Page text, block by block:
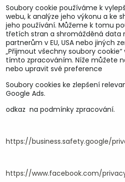
U&M parts s.r.o.
U Zastávky 150, Horní Staré Město
DIČ CZ25930184
Soubory cookie používáme k
webu, k analýze jeho výkonu a ke
jeho používání. Můžeme k tomu
třetích stran a shromážděná data
partnerům v EU, USA nebo jiných
„Přijmout všechny soubory
tímto zpracováním. Níže můžete
nebo upravit své preference
Soubory cookies ke zlepšení
Google Ads.
odkaz na podmínky zpracování.
https://business.safety.google/
https://www.facebook.com/